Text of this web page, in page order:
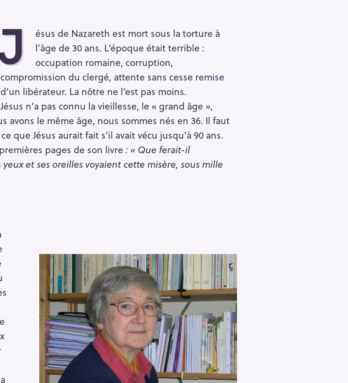
ésus de Nazareth est mort sous la torture à
l’âge de 30 ans. L’époque était terrible :
occupation romaine, corruption,
compromission du clergé, attente sans cesse remise
d’un libérateur. La nôtre ne l’est pas moins.
Jésus n’a pas connu la vieillesse, le « grand âge »,
avons le même âge, nous sommes nés en 36. Il faut
Jésus aurait fait s’il avait vécu jusqu’à 90 ans.
pages de son livre : « Que ferait-il
et ses oreilles voyaient cette misère, sous mille
Pour effacer la recherche appuyez sur